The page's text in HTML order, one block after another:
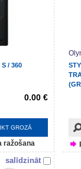
S / 360
0.00 €
GROZĀ
ražošana
salīdzināt